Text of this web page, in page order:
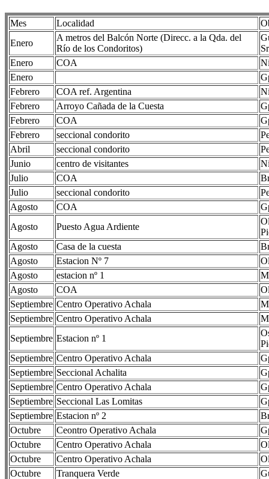
Mes Localidad
Enero
A metros del Balcón Norte (Direcc. a la Qda. del
Río de los Condoritos)
Enero
COA
Enero
Febrero
COA ref. Argentina
Febrero
Arroyo Cañada de la Cuesta
Febrero
COA
Febrero
seccional condorito
Abril
seccional condorito
Junio
centro de visitantes
Julio
COA
Julio
seccional condorito
Agosto
COA
Agosto
Puesto Agua Ardiente
Agosto
Casa de la cuesta
Agosto
Estacion Nº 7
Agosto
estacion nº 1
Agosto
COA
Septiembre Centro Operativo Achala
Septiembre Centro Operativo Achala
Septiembre Estacion nº 1
Septiembre Centro Operativo Achala
Septiembre Seccional Achalita
Septiembre Centro Operativo Achala
Septiembre Seccional Las Lomitas
Septiembre Estacion nº 2
Octubre
Ceontro Operativo Achala
Octubre
Centro Operativo Achala
Octubre
Centro Operativo Achala
Octubre
Tranquera Verde